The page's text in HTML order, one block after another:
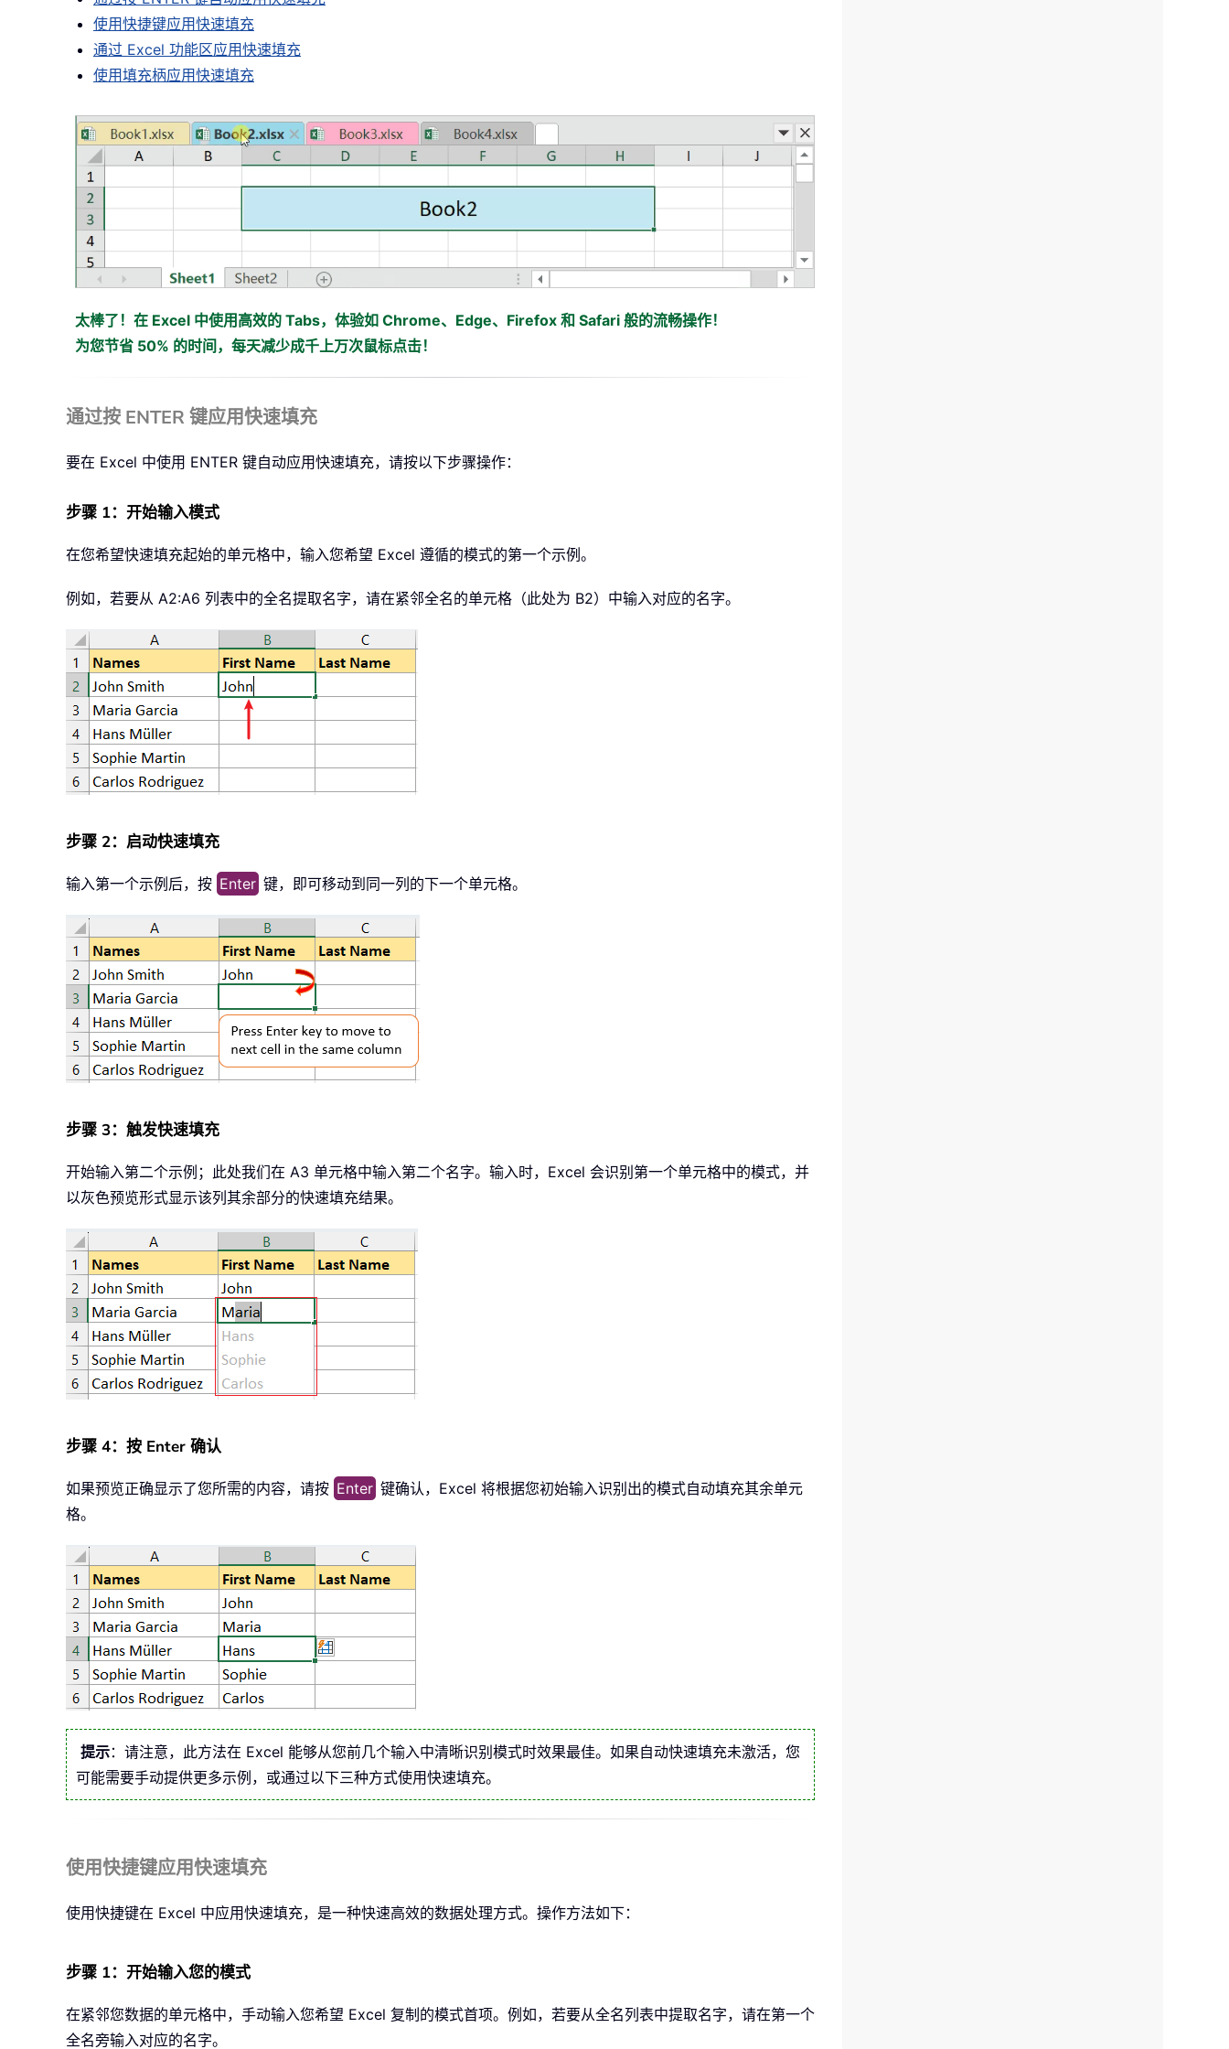
使用快捷键应用快速填充
通过 Excel 功能区应用快速填充
使用填充柄应用快速填充
太棒了！在 Excel 中使用高效的 Tabs，体验如 Chrome、Edge、Firefox 和 Safari 般的流畅操作！
为您节省 50% 的时间，每天减少成千上万次鼠标点击！
通过按 ENTER 键应用快速填充
要在 Excel 中使用 ENTER 键自动应用快速填充，请按以下步骤操作：
步骤 1：开始输入模式
在您希望快速填充起始的单元格中，输入您希望 Excel 遵循的模式的第一个示例。
例如，若要从 A2:A6 列表中的全名提取名字，请在紧邻全名的单元格（此处为 B2）中输入对应的名字。
步骤 2：启动快速填充
输入第一个示例后，按 Enter 键，即可移动到同一列的下一个单元格。
步骤 3：触发快速填充
开始输入第二个示例；此处我们在 A3 单元格中输入第二个名字。输入时，Excel 会识别第一个单元格中的模式，并
以灰色预览形式显示该列其余部分的快速填充结果。
步骤 4：按 Enter 确认
如果预览正确显示了您所需的内容，请按 Enter 键确认，Excel 将根据您初始输入识别出的模式自动填充其余单元
格。
提示：请注意，此方法在 Excel 能够从您前几个输入中清晰识别模式时效果最佳。如果自动快速填充未激活，您
可能需要手动提供更多示例，或通过以下三种方式使用快速填充。
使用快捷键应用快速填充
使用快捷键在 Excel 中应用快速填充，是一种快速高效的数据处理方式。操作方法如下：
步骤 1：开始输入您的模式
在紧邻您数据的单元格中，手动输入您希望 Excel 复制的模式首项。例如，若要从全名列表中提取名字，请在第一个
全名旁输入对应的名字。